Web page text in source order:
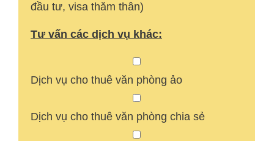
đầu tư, visa thăm thân)
Tư vấn các dịch vụ khác:
Dịch vụ cho thuê văn phòng ảo
Dịch vụ cho thuê văn phòng chia sẻ